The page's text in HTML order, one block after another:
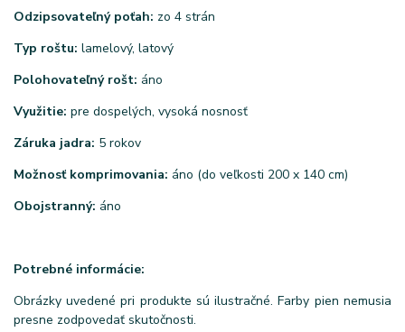
Odzipsovateľný poťah: zo 4 strán
Typ roštu: lamelový, latový
Polohovateľný rošt: áno
Využitie: pre dospelých, vysoká nosnosť
Záruka jadra: 5 rokov
Možnosť komprimovania: áno (do veľkosti 200 x 140 cm)
Obojstranný: áno
Potrebné informácie:
Obrázky uvedené pri produkte sú ilustračné. Farby pien nemusia
presne zodpovedať skutočnosti.